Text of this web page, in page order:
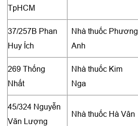
TpHCM
37/257B Phan
Huy Ích
Nhà thuốc Phương
Anh
269 Thống
Nhất
Nhà thuốc Kim
Nga
45/324 Nguyễn
Văn Lượng
Nhà thuốc Hà Vân